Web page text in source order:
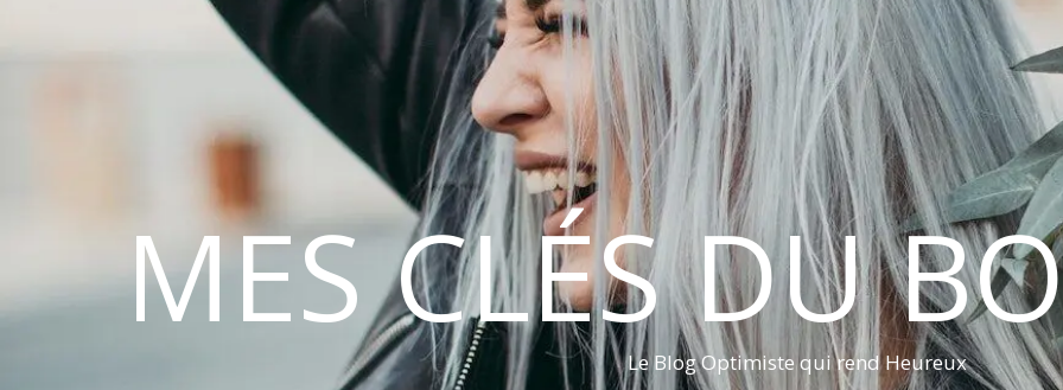
MES CLÉS DU
Le Blog Optimiste qui rend Heureux